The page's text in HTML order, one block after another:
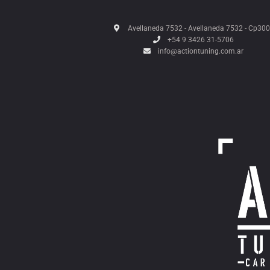
Avellaneda 7532 - Avellaneda 7532 -
+54 9 3426 31-5706
info@actiontuning.com.ar